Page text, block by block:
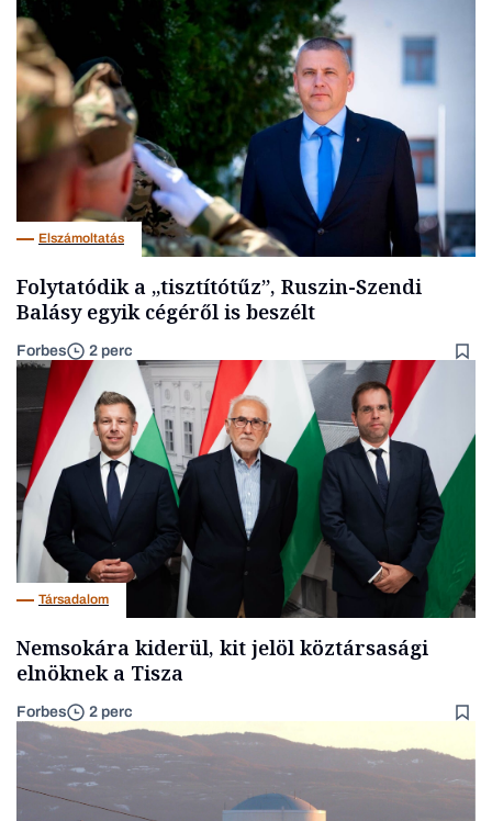
Elszámoltatás
Folytatódik a „tisztítótűz”, Ruszin-Szendi
Balásy egyik cégéről is beszélt
Forbes 2 perc
Társadalom
Nemsokára kiderül, kit jelöl köztársasági
elnöknek a Tisza
Forbes 2 perc